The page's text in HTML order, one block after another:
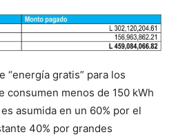
“energía gratis” para los
consumen menos de 150 kWh
asumida en un 60% por el
40% por grandes